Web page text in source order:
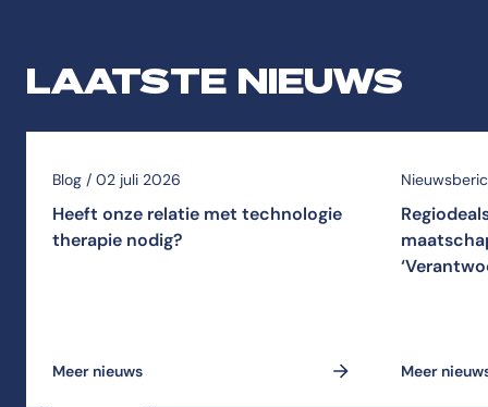
LAATSTE NIEUWS
Blog / 02 juli 2026
Heeft onze relatie met technologie
therapie nodig?
Meer nieuws Meer